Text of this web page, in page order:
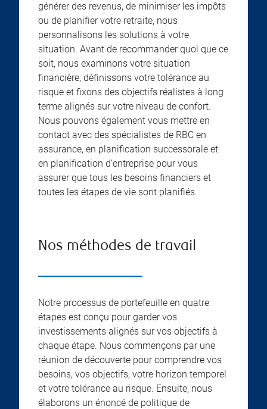
générer des revenus, de minimiser les impôts
ou de planifier votre retraite, nous
personnalisons les solutions à votre
situation. Avant de recommander quoi que ce
soit, nous examinons votre situation
financière, définissons votre tolérance au
risque et fixons des objectifs réalistes à long
terme alignés sur votre niveau de confort.
Nous pouvons également vous mettre en
contact avec des spécialistes de RBC en
assurance, en planification successorale et
en planification d’entreprise pour vous
assurer que tous les besoins financiers et
toutes les étapes de vie sont planifiés.
Nos méthodes de travail
Notre processus de portefeuille en quatre
étapes est conçu pour garder vos
investissements alignés sur vos objectifs à
chaque étape. Nous commençons par une
réunion de découverte pour comprendre vos
besoins, vos objectifs, votre horizon temporel
et votre tolérance au risque. Ensuite, nous
élaborons un énoncé de politique de